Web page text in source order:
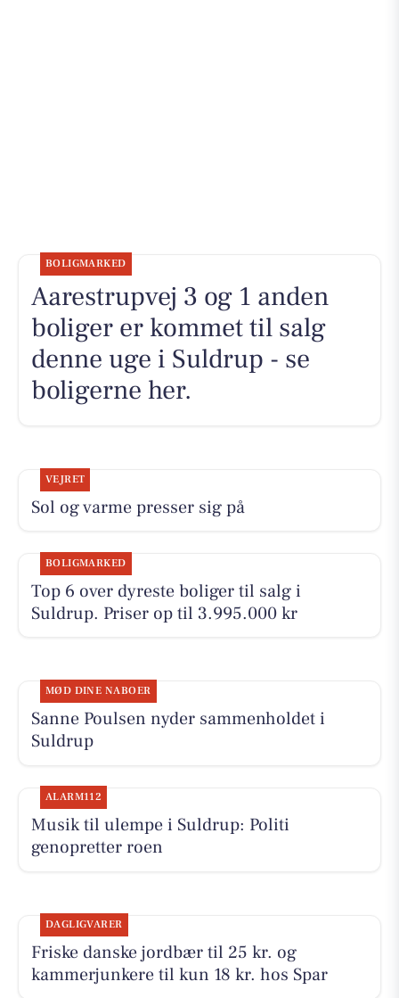
BOLIGMARKED
Aarestrupvej 3 og 1 anden
boliger er kommet til salg
denne uge i Suldrup - se
boligerne her.
VEJRET
Sol og varme presser sig på
BOLIGMARKED
Top 6 over dyreste boliger til salg i
Suldrup. Priser op til 3.995.000 kr
MØD DINE NABOER
Sanne Poulsen nyder sammenholdet i
Suldrup
ALARM112
Musik til ulempe i Suldrup: Politi
genopretter roen
DAGLIGVARER
Friske danske jordbær til 25 kr. og
kammerjunkere til kun 18 kr. hos Spar